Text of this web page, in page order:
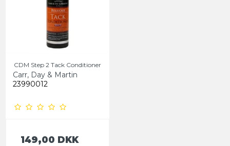
CDM Step 2 Tack Conditioner
Carr, Day & Martin
23990012
149,00 DKK